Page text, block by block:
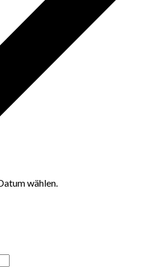
wählen.